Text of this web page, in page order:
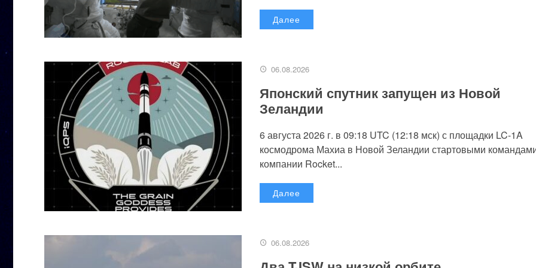
Далее
06.08.2026
Японский спутник запущен из Новой
Зеландии
6 августа 2026 г. в 09:18 UTC (12:18 мск) с площадки LC-1A
космодрома Махиа в Новой Зеландии стартовыми
компании Rocket...
Далее
06.08.2026